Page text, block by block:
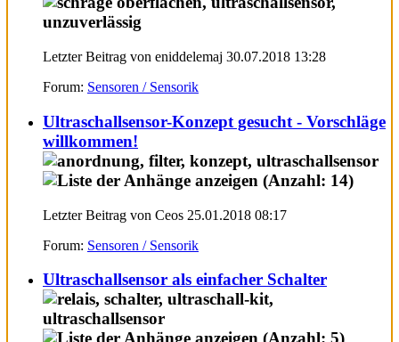
Letzter Beitrag von eniddelemaj 30.07.2018 13:28
Forum: Sensoren / Sensorik
Ultraschallsensor-Konzept gesucht - Vorschläge
willkommen!
Letzter Beitrag von Ceos 25.01.2018 08:17
Forum: Sensoren / Sensorik
Ultraschallsensor als einfacher Schalter